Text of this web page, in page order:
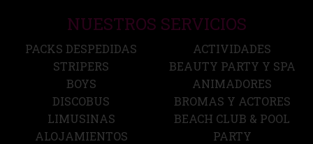
NUESTROS SERVICIOS
PACKS DESPEDIDAS
STRIPERS
BOYS
DISCOBUS
LIMUSINAS
ALOJAMIENTOS
ACTIVIDADES
BEAUTY PARTY Y SPA
ANIMADORES
BROMAS Y ACTORES
BEACH CLUB & POOL
PARTY